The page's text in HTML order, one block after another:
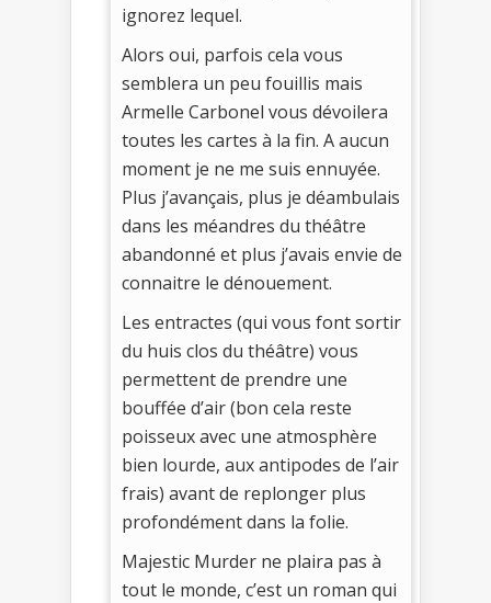
ignorez lequel.
Alors oui, parfois cela vous
semblera un peu fouillis mais
Armelle Carbonel vous dévoilera
toutes les cartes à la fin. A aucun
moment je ne me suis ennuyée.
Plus j’avançais, plus je déambulais
dans les méandres du théâtre
abandonné et plus j’avais envie de
connaitre le dénouement.
Les entractes (qui vous font sortir
du huis clos du théâtre) vous
permettent de prendre une
bouffée d’air (bon cela reste
poisseux avec une atmosphère
bien lourde, aux antipodes de l’air
frais) avant de replonger plus
profondément dans la folie.
Majestic Murder ne plaira pas à
tout le monde, c’est un roman qui